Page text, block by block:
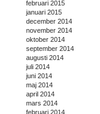
februari 2015
januari 2015
december 2014
november 2014
oktober 2014
september 2014
augusti 2014
juli 2014
juni 2014
maj 2014
april 2014
mars 2014
februari 2014